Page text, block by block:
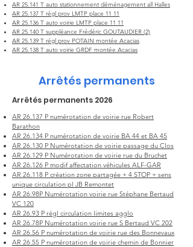
AR 25.141 T auto stationnement déménagement all Halles
AR 25.137 T régl prov LMTP place 11 11​
AR 25.136 T auto voirie LMTP place 11 11
AR 25.140 T suppléance Frédéric GOUTAUDIER (2)
AR 25.139 T régl prov POTAIN montée Acacias
AR 25.138 T auto voirie GRDF montée Acacias
Arrêtés permanents
Arrêtés permanents 2026
AR 26.137 P numérotation de voirie rue Robert
Barathon
AR 26.134 P numérotation de voirie BA 44 et BA 45
AR 26.130 P Numérotation de voirie passage du Clos
AR 26.129 P Numérotation de voirie rue du Bruchet
AR 26.126 P modif affectation véhicules ALF-GAR
AR 26.118 P création zone partagée + 4 STOP + sens
unique circulation pl JB Remontet
AR 26.98P Numérotation voirie rue Stéphane Bertaud
VC 120
AR 26.93 P régl circulation limites agglo
AR 26.78P Numérotation voirie rue S Bertaud VC 202
AR 26.56 P numérotation de voirie rue des Bonnevaux
AR 26.55 P numérotation de voirie chemin de Bonnier